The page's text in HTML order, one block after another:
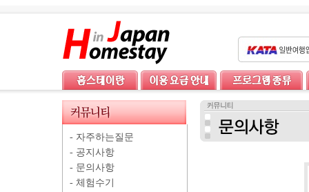
- 자주하는질문
- 공지사항
- 문의사항
- 체험수기